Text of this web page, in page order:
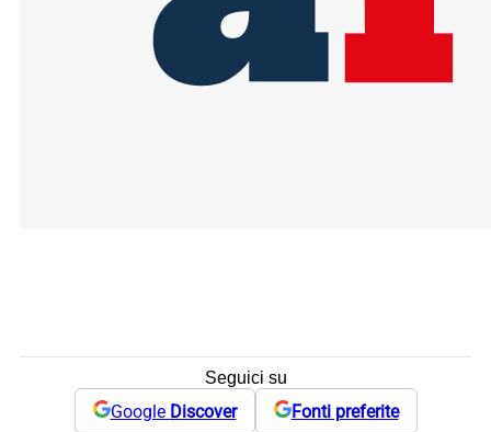
Seguici su
Google Discover Fonti preferite